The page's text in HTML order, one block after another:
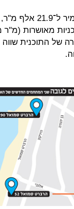
בסך הכל היקף הבנייה
מ"ר בתוכניות